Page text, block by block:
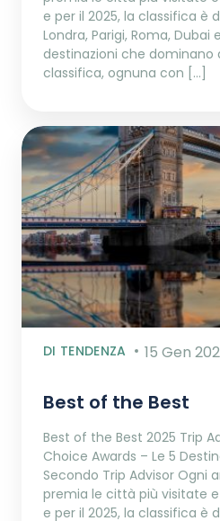
e per il 2025, la classifica è
Londra, Parigi, Roma, Dubai
destinazioni che dominano
classifica, ognuna con […]
DI TENDENZA 15 Gen
Best of the Best
Best of the Best 2025 Trip
Choice Awards – Le 5
Secondo Trip Advisor Ogni
premia le città più visitate
e per il 2025, la classifica è